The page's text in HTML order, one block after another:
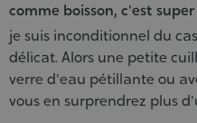
comme boisson, c'est super
je suis inconditionnel du
délicat. Alors une petite
verre d'eau pétillante ou
vous en surprendrez plus